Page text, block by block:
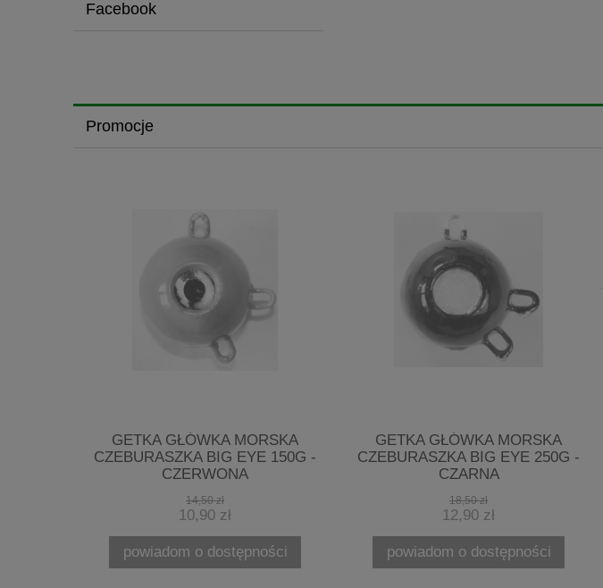
Facebook
Promocje
GETKA GŁÓWKA MORSKA
CZEBURASZKA BIG EYE 150G -
CZERWONA
14,50 zł
10,90 zł
powiadom o dostępności
GETKA GŁÓWKA MORSKA
CZEBURASZKA BIG EYE 250G -
CZARNA
18,50 zł
12,90 zł
powiadom o dostępności